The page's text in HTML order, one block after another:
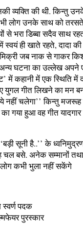
व्यक्ति की थी. किन्तु
लोग उनके साथ को
भरा डिब्बा सदैव साथ
ही खाते रहते, दादा की
जब नाक से गाकर
अन्य घटना का उल्लेख अपने
में कहानी में एक स्थिति में
युगल गीत लिखने का मन
चलेगा’’ किन्तु मजरूह
गया हुआ वह गीत
सूनी है..’’ के
चल बसे. अनेक सम्मानों तथा
कभी भुला नहीं सकेंगे
पदक
पुरस्कार